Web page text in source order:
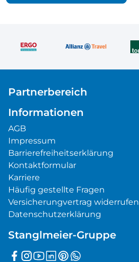
Partnerbereich
Informationen
AGB
Impressum
Barrierefreiheitserklärung
Kontaktformular
Karriere
Häufig gestellte Fragen
Versicherungvertrag widerrufen
Datenschutzerklärung
Stanglmeier-Gruppe